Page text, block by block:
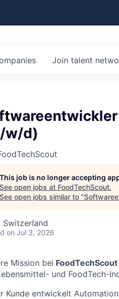
Join talent
w/d)
This job is no longer accepting
See open jobs at FoodTechScout.
See open jobs similar to "
Switzerland
on Jul 3, 2026
Mission bei FoodTechScout
und FoodTech-
Kunde entwickelt